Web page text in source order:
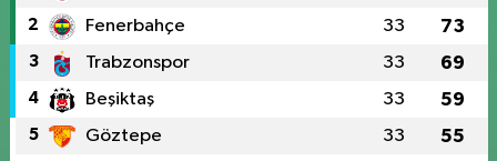
2 Fenerbahçe 33 73
3 Trabzonspor 33 69
4 Beşiktaş 33 59
5 Göztepe 33 55